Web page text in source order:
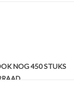
NOG 450 STUKS
punt nl, om